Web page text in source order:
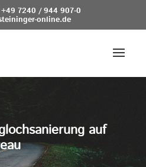
+49 7240 / 944 907-0
online.de
auf